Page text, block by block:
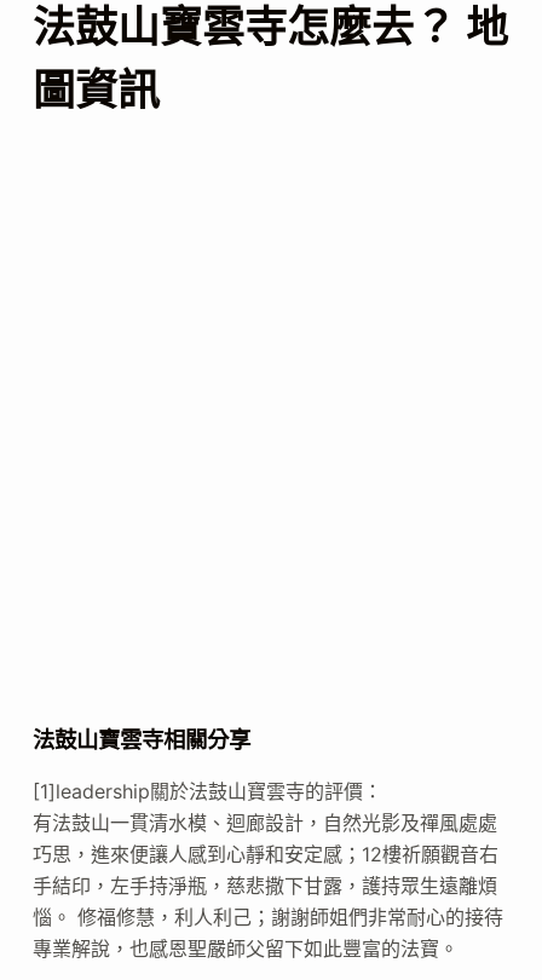
法鼓山寶雲寺怎麼去？ 地
圖資訊
法鼓山寶雲寺相關分享
[1]leadership關於法鼓山寶雲寺的評價：
有法鼓山一貫清水模、迴廊設計，自然光影及禪風處處
巧思，進來便讓人感到心靜和安定感；12樓祈願觀音右
手結印，左手持淨瓶，慈悲撒下甘露，護持眾生遠離煩
惱。 修福修慧，利人利己；謝謝師姐們非常耐心的接待
專業解說，也感恩聖嚴師父留下如此豐富的法寶。